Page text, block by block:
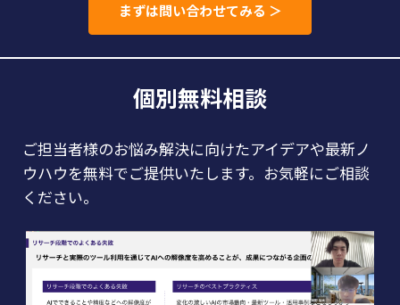
まずは問い合わせてみる ＞
個別無料相談
ご担当者様のお悩み解決に向けたアイデアや最新ノ
ウハウを無料でご提供いたします。お気軽にご相談
ください。